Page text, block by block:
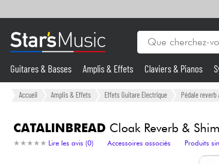
Guitares & Basses
Synthés & Sampleurs
Micros & HF
Guitares & Basses Amplis & Effets Claviers & Pianos
Accueil Amplis & Effets Effets Guitare Electrique Pédale
CATALINBREAD Cloak Reverb &
★ ★ ★ ★ ★
★ ★ ★ ★ ★ Lire les avis (0) Accessoires associés Produits